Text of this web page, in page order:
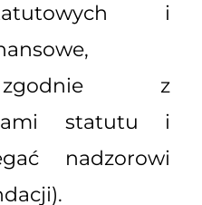
i
z
statutu i
nadzorowi